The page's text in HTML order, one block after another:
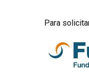
Para